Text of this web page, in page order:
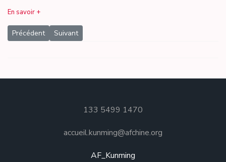
En savoir +
Article précédent : L'exposition « Écrire en français » dévoile ses
Précédent Article suivant : L'Alliance Française de Kunming à
Suivant
133 5499 1470
accueil.kunming@afchine.org
AF_Kunming